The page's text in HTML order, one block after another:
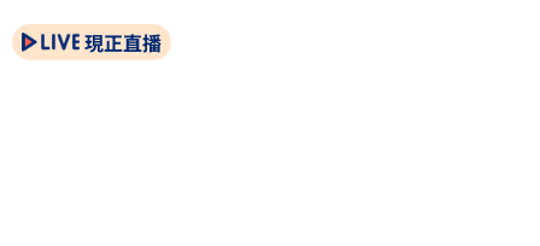
現正直播